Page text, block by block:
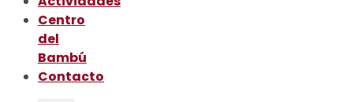
Centro
del
Bambú
Contacto